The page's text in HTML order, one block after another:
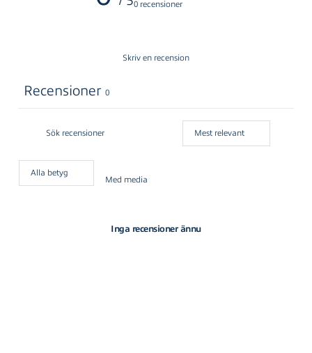
0 recensioner
Skriv en recension
Recensioner 0
Med media
Inga recensioner ännu